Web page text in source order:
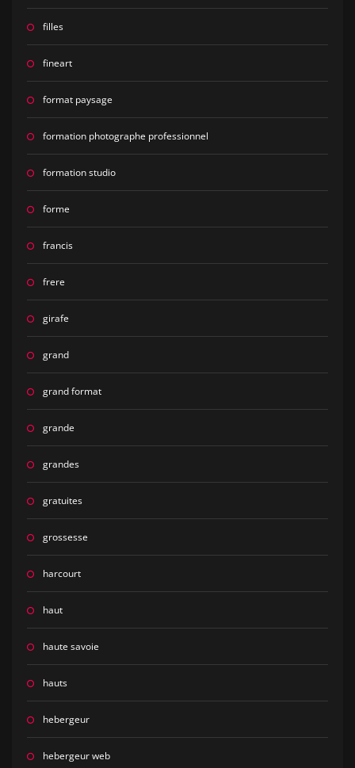
filles
fineart
format paysage
formation photographe professionnel
formation studio
forme
francis
frere
girafe
grand
grand format
grande
grandes
gratuites
grossesse
harcourt
haut
haute savoie
hauts
hebergeur
hebergeur web